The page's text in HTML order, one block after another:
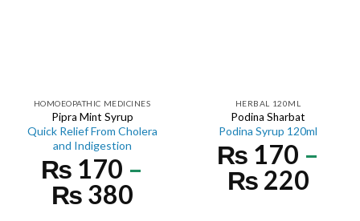
HOMOEOPATHIC MEDICINES
Pipra Mint Syrup
Quick Relief From Cholera
and Indigestion
₨ 170 –
₨ 380
HERBAL 120ML
Podina Sharbat
Podina Syrup 120ml
₨ 170 –
₨ 220